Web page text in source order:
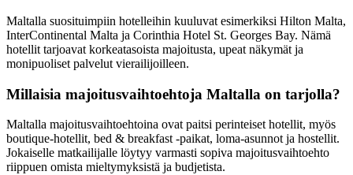
Maltalla suosituimpiin hotelleihin kuuluvat esimerkiksi Hilton Malta,
InterContinental Malta ja Corinthia Hotel St. Georges Bay. Nämä
hotellit tarjoavat korkeatasoista majoitusta, upeat näkymät ja
monipuoliset palvelut vierailijoilleen.
Millaisia majoitusvaihtoehtoja Maltalla on tarjolla?
Maltalla majoitusvaihtoehtoina ovat paitsi perinteiset hotellit, myös
boutique-hotellit, bed & breakfast -paikat, loma-asunnot ja hostellit.
Jokaiselle matkailijalle löytyy varmasti sopiva majoitusvaihtoehto
riippuen omista mieltymyksistä ja budjetista.